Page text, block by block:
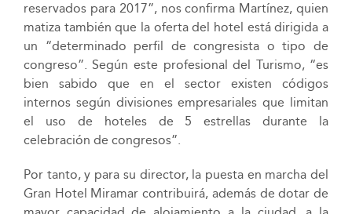
reservados para 2017”, nos confirma Martínez, quien
matiza también que la oferta del hotel está dirigida a
un “determinado perfil de congresista o tipo de
congreso”. Según este profesional del Turismo, “es
bien sabido que en el sector existen códigos
internos según divisiones empresariales que limitan
el uso de hoteles de 5 estrellas durante la
celebración de congresos”.
Por tanto, y para su director, la puesta en marcha del
Gran Hotel Miramar contribuirá, además de dotar de